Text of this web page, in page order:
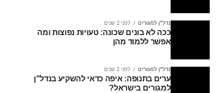
נדל"ן למגורים לפני 2 שנים
ככה לא בונים שכונה: טעויות נפוצות ומה
אפשר ללמוד מהן
נדל"ן למגורים לפני 2 שנים
ערים בתנופה: איפה כדאי להשקיע בנדל"ן
למגורים בישראל?